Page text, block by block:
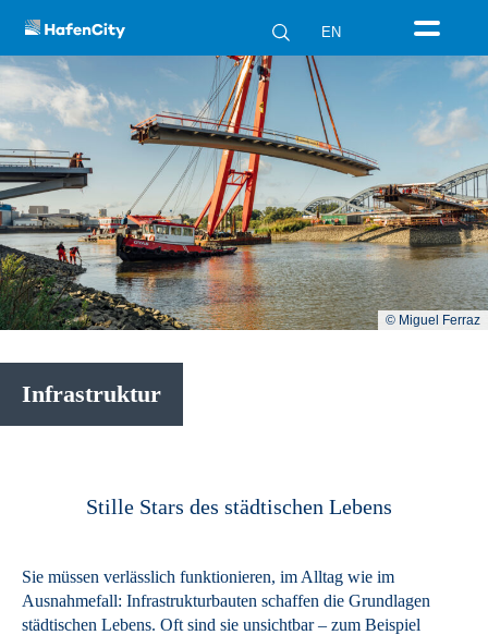
EN
© Miguel Ferraz
Infrastruktur
Stille Stars des städtischen Lebens
Sie müssen verlässlich funktionieren, im Alltag wie im
Ausnahmefall: Infrastrukturbauten schaffen die Grundlagen
städtischen Lebens. Oft sind sie unsichtbar – zum Beispiel